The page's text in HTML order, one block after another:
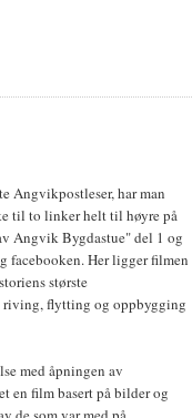
Angvikpostleser, har man
til to linker helt til høyre på
Angvik Bygdastue" del 1 og
facebooken. Her ligger filmen
største
riving, flytting og oppbygging
med åpningen av
en film basert på bilder og